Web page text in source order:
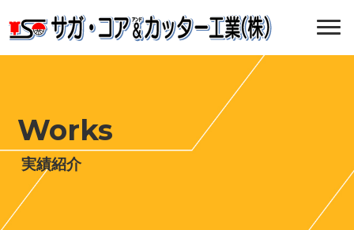
Works
実績紹介